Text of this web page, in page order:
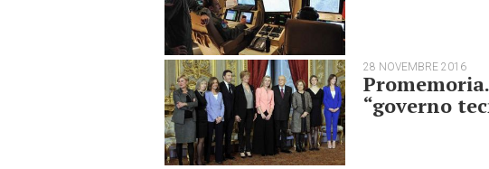
28 NOVEMBRE 2016
“governo